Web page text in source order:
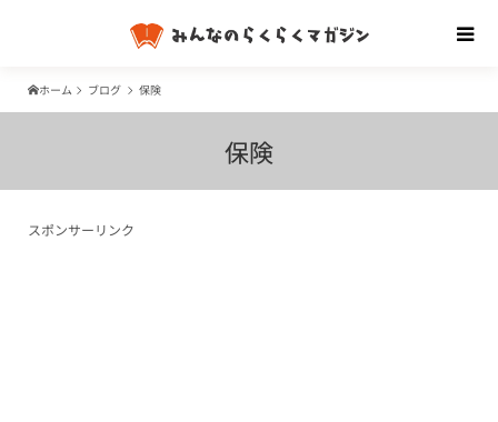
ホーム ブログ 保険
保険
スポンサーリンク